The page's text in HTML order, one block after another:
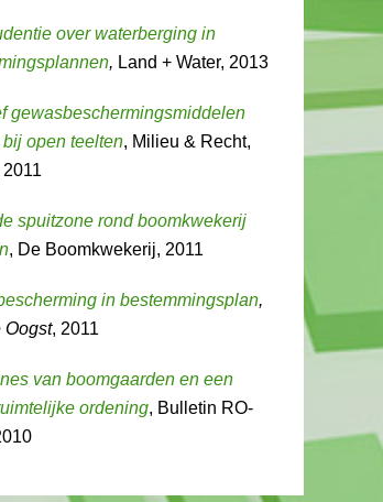
over waterberging in
, Land + Water, 2013
gewasbeschermingsmiddelen
open teelten, Milieu & Recht,
spuitzone rond boomkwekerij
, De Boomkwekerij, 2011
in bestemmingsplan,
Oogst, 2011
van boomgaarden en een
ordening, Bulletin RO-